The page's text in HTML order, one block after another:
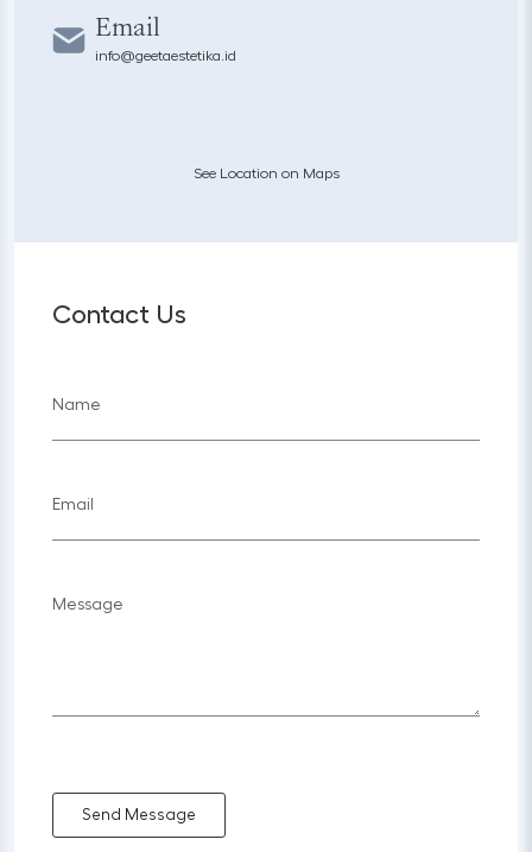
Email
info@geetaestetika.id
See Location on Maps
Contact Us
Send Message